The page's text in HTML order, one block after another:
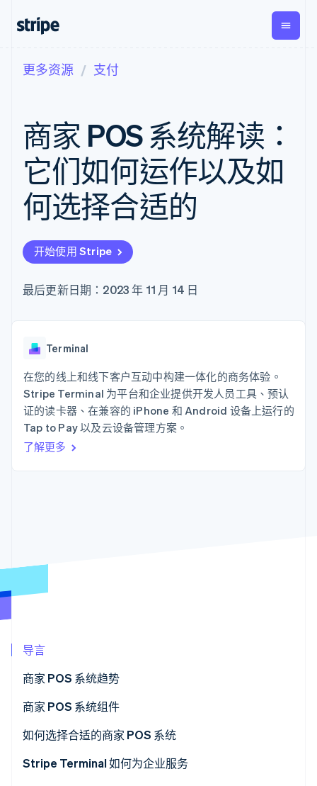
支付
在线支付
Managed
Payments
备案商家解决
方案
Payment links
无代码支付
预构建支付界
面
Elements
Payment
接入 125+ 种支
Authorization
Boost
支付成功率优
化
Link
加速结账
经常性收入
Metronome
按用量计费
Subscriptions
订阅管理
Invoicing
一次性或定期
Tax
销售税和增值
Recognition
Stripe Sigma
Global
Payouts
向第三
方打款
更多
初创企业注册
Stripe Sessions 2026
立即观看
按企业阶段
按应用场景
智能体商务
加密货币
嵌入式金融
财务自动化
全球化企业
交易市场
按行业
AI 企业
创作者经济
文档
库与 SDK
Stripe Apps
指南
实施预置结账流程
构建平台或交易市场
管理订阅
发行稳定币支持的支付卡
资源
应用集成
代码示例
开发者博客
学习
指南
支持
获取支持
专业服务
公司
产品路线图
Stripe Press
联系
成为合作伙伴
更多资源 支付
商家 POS 系统解读：
它们如何运作以及如
何选择合适的
开始使用 Stripe
最后更新日期：2023 年 11 月 14 日
Terminal
在您的线上和线下客户互动中构建一体化的商务体验。
Stripe Terminal 为平台和企业提供开发人员工具、预认
证的读卡器、在兼容的 iPhone 和 Android 设备上运行的
Tap to Pay 以及云设备管理方案。
了解更多
导言
商家 POS 系统趋势
商家 POS 系统组件
硬件组件
软件组件
如何选择合适的商家 POS 系统
Stripe Terminal 如何为企业服务